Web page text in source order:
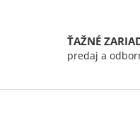
ŤAŽNÉ
predaj a
Z